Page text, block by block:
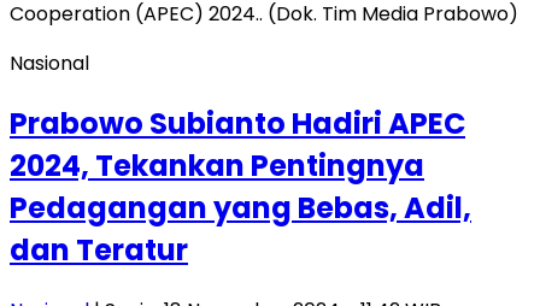
Nasional
Prabowo Subianto Hadiri APEC
2024, Tekankan Pentingnya
Pedagangan yang Bebas, Adil,
dan Teratur